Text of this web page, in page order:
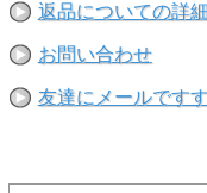
返品についての詳
お問い合わせ
友達にメールです